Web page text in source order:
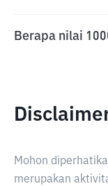
Berapa nilai
Mohon
merupakan